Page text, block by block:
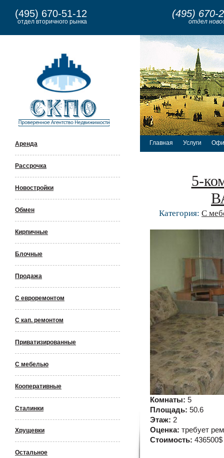
(495) 670-51-12
отдел вторичного рынка
(495) 670-
отдел
Аренда
Рассрочка
Новостройки
Обмен
Кирпичные
Блочные
Продажа
С евроремонтом
С кап. ремонтом
Приватизированные
С мебелью
Кооперативные
Сталинки
Хрущевки
Остальное
Главная Услуги
5-
Категория: С
Комнаты: 5
Площадь: 50.6
Этаж: 2
Оценка: требует
Стоимость: 436500$